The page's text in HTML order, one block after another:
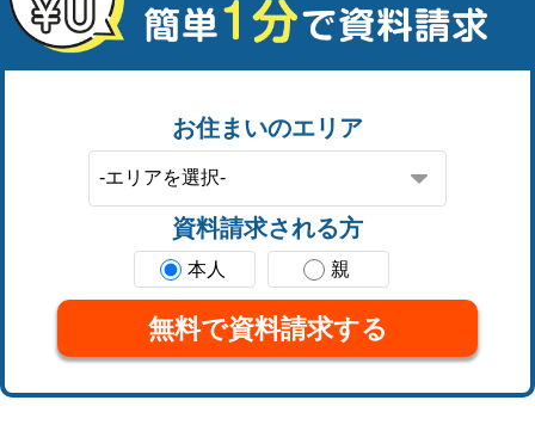
お住まいのエリア
資料請求される方
本人 親
無料で資料請求する